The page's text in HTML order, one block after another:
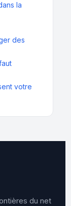
la
des
votre
du net